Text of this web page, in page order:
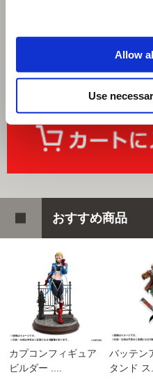
Allow
Use
おすすめ商品
カプコンフィギュア
ビルダー ....
バッテン
タンド ス